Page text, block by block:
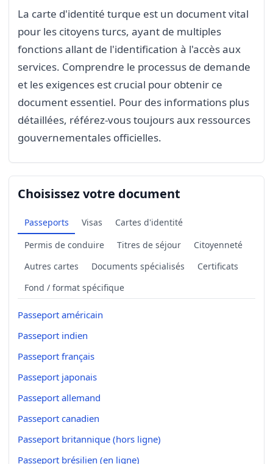
La carte d'identité turque est un document vital
pour les citoyens turcs, ayant de multiples
fonctions allant de l'identification à l'accès aux
services. Comprendre le processus de demande
et les exigences est crucial pour obtenir ce
document essentiel. Pour des informations plus
détaillées, référez-vous toujours aux ressources
gouvernementales officielles.
Choisissez votre document
Passeports Visas
Cartes d'identité
Permis de conduire
Titres de séjour
Citoyenneté
Autres cartes
Documents spécialisés
Certificats
Fond / format spécifique
Passeport américain
Passeport indien
Passeport français
Passeport japonais
Passeport allemand
Passeport canadien
Passeport britannique (hors ligne)
Passeport brésilien (en ligne)